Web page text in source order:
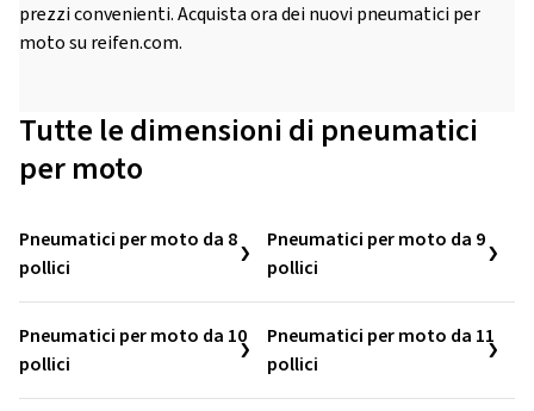
prezzi convenienti. Acquista ora dei nuovi pneumatici per
moto su reifen.com.
Tutte le dimensioni di pneumatici
per moto
Pneumatici per moto da 8
pollici
Pneumatici per moto da 9
pollici
Pneumatici per moto da 10
pollici
Pneumatici per moto da 11
pollici